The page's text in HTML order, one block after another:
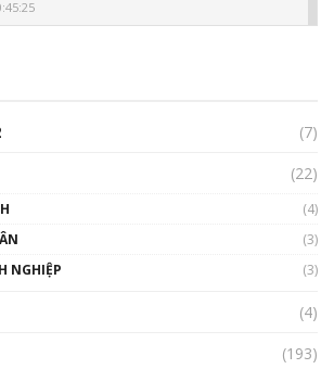
lại năm 2022: Những sự kiện ảnh hưởng
hệ sinh thái tiền mã hoá | Phổ cập
(7)
(22)
(4)
(3)
NGHIỆP
(3)
(4)
(193)